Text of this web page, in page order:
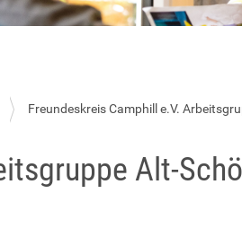
Freundeskreis Camphill e.V.
Alt-